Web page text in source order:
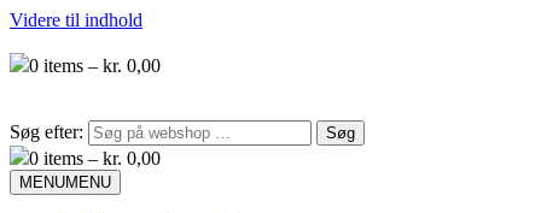
Videre til indhold
0 items – kr. 0,00
Søg efter:
0 items – kr. 0,00
MENUMENU